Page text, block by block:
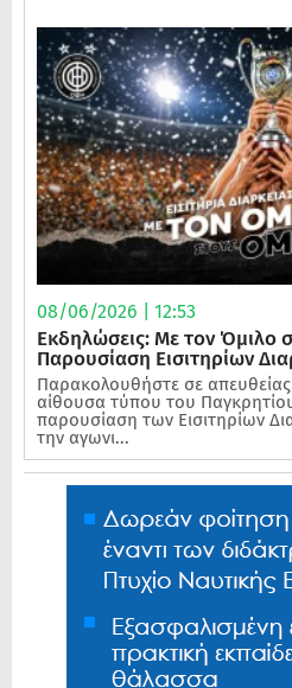
08/06/2026 | 12:53
Εκδηλώσεις: Με τον Όμιλο
Παρουσίαση Εισιτηρίων
Παρακολουθήστε σε
αίθουσα τύπου του
παρουσίαση των Εισιτηρίων
την αγωνι...